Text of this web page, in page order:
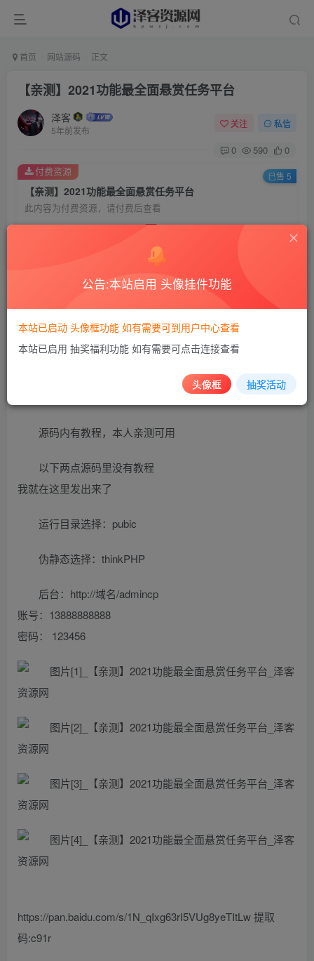
首页 网站源码 正文
【亲测】2021功能最全面悬赏任务平台
泽客
5年前发布
关注 私信
0 590 0
【亲测】2021功能最全面悬赏任务平台
此内容为付费资源，请付费后查看
5
免费
登录购买
付费资源 已售 5
2021全新开发悬赏任务系统，功能齐全，包含接任务，
发布任务，店铺关注，置顶推荐，排行榜，红包大厅，红包
抽奖，任务步骤，举报维权，vip会员特权等众多功能，已有
源码内有教程，本人亲测可用
以下两点源码里没有教程
我就在这里发出来了
运行目录选择：pubic
伪静态选择：thinkPHP
后台：http://域名/admincp
账号：13888888888
密码： 123456
https://pan.baidu.com/s/1N_qIxg63rI5VUg8yeTItLw 提取
码:c91r
公告:本站启用 头像挂件功能
本站已启动 头像框功能 如有需要可到用户中心查看
本站已启用 抽奖福利功能 如有需要可点击连接查看
头像框 抽奖活动